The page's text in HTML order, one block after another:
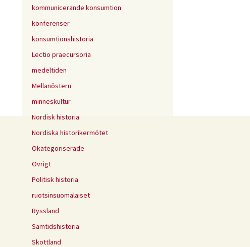
kommunicerande konsumtion
konferenser
konsumtionshistoria
Lectio praecursoria
medeltiden
Mellanöstern
minneskultur
Nordisk historia
Nordiska historikermötet
Okategoriserade
Övrigt
Politisk historia
ruotsinsuomalaiset
Ryssland
Samtidshistoria
Skottland